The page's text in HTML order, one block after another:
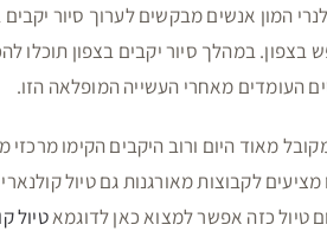
המון אנשים מבקשים לערוך סיור
בצפון. במהלך סיור יקבים בצפון תוכלו
העומדים מאחרי העשייה המופלאה הזו.
מאוד היום ורוב היקבים הקימו
לקבוצות מאורגנות גם טיול
טיול כזה אפשר למצוא כאן לדוגמאטיול